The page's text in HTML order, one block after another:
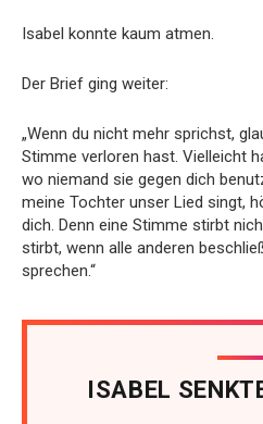
Isabel konnte kaum atmen.
Der Brief ging weiter:
„Wenn du nicht mehr sprichst,
Stimme verloren hast. Vielleicht
wo niemand sie gegen dich
meine Tochter unser Lied singt,
dich. Denn eine Stimme stirbt
stirbt, wenn alle anderen
sprechen.“
ISABEL